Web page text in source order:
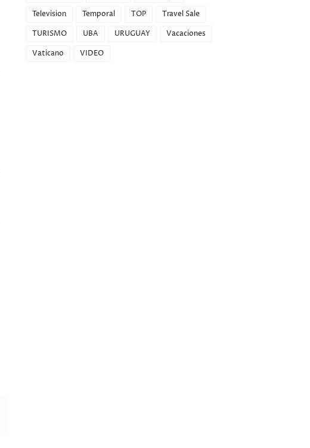
Television
Temporal TOP
Travel Sale
TURISMO
UBA URUGUAY
Vacaciones
Vaticano
VIDEO